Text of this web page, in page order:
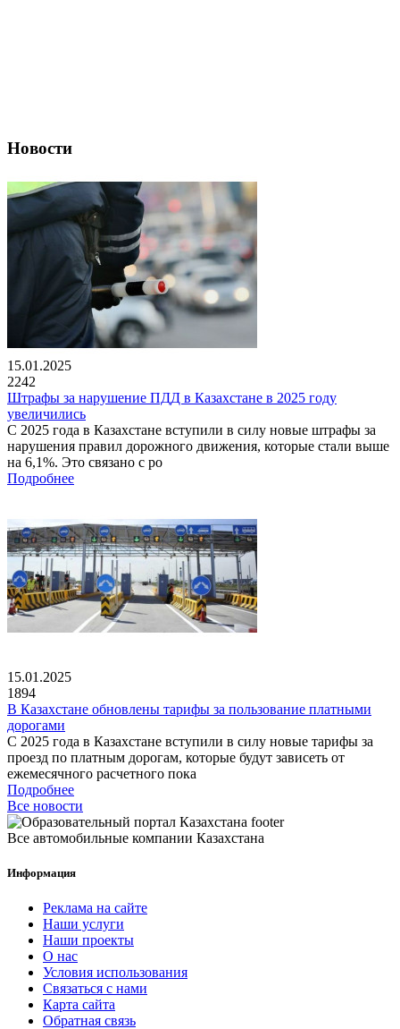
Новости
15.01.2025
2242
Штрафы за нарушение ПДД в Казахстане в 2025 году
увеличились
С 2025 года в Казахстане вступили в силу новые штрафы за
нарушения правил дорожного движения, которые стали выше
на 6,1%. Это связано с ро
Подробнее
15.01.2025
1894
В Казахстане обновлены тарифы за пользование платными
дорогами
С 2025 года в Казахстане вступили в силу новые тарифы за
проезд по платным дорогам, которые будут зависеть от
ежемесячного расчетного пока
Подробнее
Все новости
Все автомобильные компании Казахстана
Информация
Реклама на сайте
Наши услуги
Наши проекты
О нас
Условия использования
Связаться с нами
Карта сайта
Обратная связь